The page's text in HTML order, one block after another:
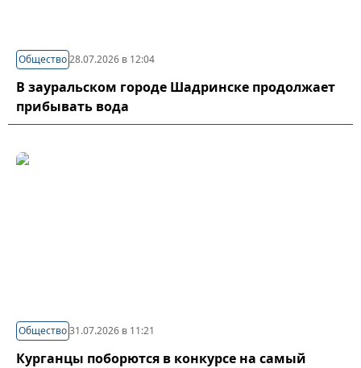
Общество28.07.2026 в 12:04
В зауральском городе Шадринске продолжает
прибывать вода
Общество31.07.2026 в 11:21
Курганцы поборются в конкурсе на самый